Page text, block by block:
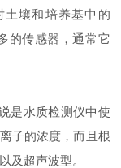
壤和培养基中的
的传感器，通常它
是水质检测仪中使
子的浓度，而且根
及超声波型。